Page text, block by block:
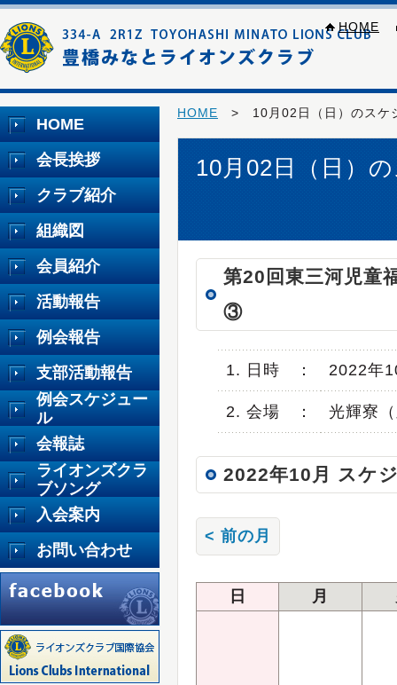
HOME
HOME > 10月02日（日）のスケ
10月02日（日）
第20回東三河児童
③
1. 日時 ： 2022年
2. 会場 ： 光輝寮
2022年10月 スケ
< 前の月
日 月
HOME
会長挨拶
クラブ紹介
組織図
会員紹介
活動報告
例会報告
支部活動報告
例会スケジュー
ル
会報誌
ライオンズクラ
ブソング
入会案内
お問い合わせ